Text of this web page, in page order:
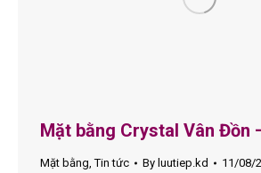
Mặt bằng Crystal Vân Đồn
Mặt bằng,Tin tức By luutiep.kd 11/08/